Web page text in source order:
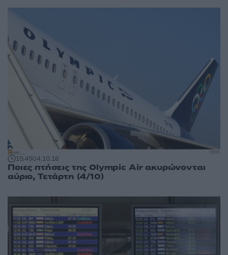
15:4504.10.16
Ποιες πτήσεις της Olympic Air ακυρώνονται
αύριο, Τετάρτη (4/10)